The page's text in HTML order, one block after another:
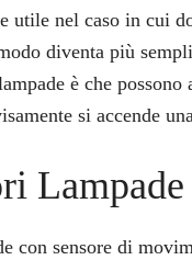
utile nel caso in cui
diventa più
è che
si accende
con sensore di